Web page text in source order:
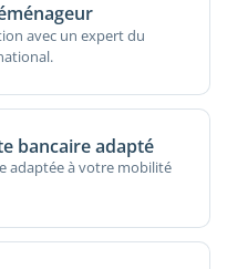
avec un expert du
bancaire adapté
adaptée à votre mobilité